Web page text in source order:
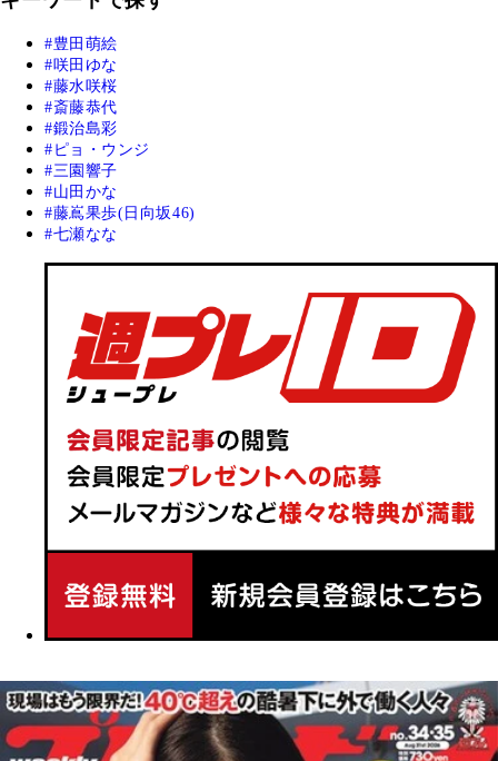
豊田萌絵
咲田ゆな
藤水咲桜
斎藤恭代
鍛治島彩
ピョ・ウンジ
三園響子
山田かな
藤嶌果歩(日向坂46)
七瀬なな